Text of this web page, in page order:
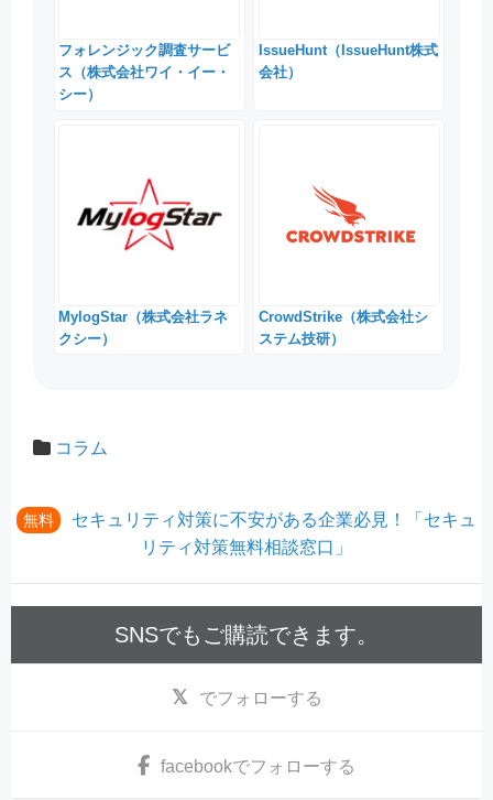
フォレンジック調査サービ
ス（株式会社ワイ・イー・
シー）
IssueHunt（IssueHunt株式
会社）
MylogStar（株式会社ラネ
クシー）
CrowdStrike（株式会社シ
ステム技研）
コラム
無料
セキュリティ対策に不安がある企業必見！「セキュ
リティ対策無料相談窓口」
SNSでもご購読できます。
でフォローする
facebookでフォローする